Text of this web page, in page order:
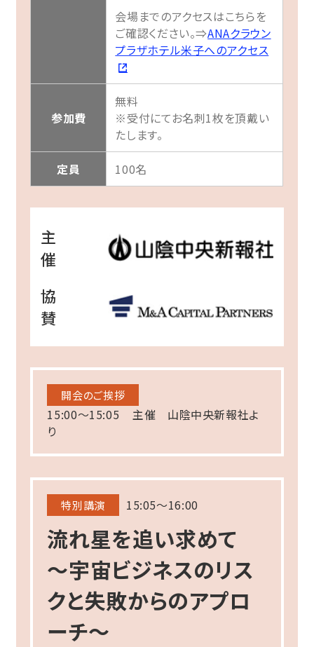
会場までのアクセスはこちらを
ご確認ください。⇒ANAクラウン
プラザホテル米子へのアクセス
参加費
無料
※受付にてお名刺1枚を頂戴い
たします。
定員 100名
主
催
協
賛
開会のご挨拶
15:00～15:05 主催 山陰中央新報社よ
り
特別講演 15:05～16:00
流れ星を追い求めて
～宇宙ビジネスのリス
クと失敗からのアプロ
ーチ～